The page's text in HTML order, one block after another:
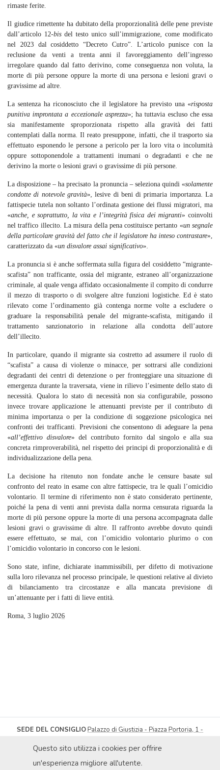
Questo sito utilizza i cookies per offrire
un'esperienza migliore all'utente.
rimaste ferite.
Il giudice rimettente ha dubitato della proporzionalità delle pene previste
dall’articolo 12-bis del testo unico sull’immigrazione, come modificato
nel 2023 dal cosiddetto “Decreto Cutro”. L’articolo punisce con la
reclusione da venti a trenta anni il favoreggiamento dell’ingresso
irregolare quando dal fatto derivino, come conseguenza non voluta, la
morte di più persone oppure la morte di una persona e lesioni gravi o
gravissime ad altre.
La sentenza ha riconosciuto che il legislatore ha previsto una «risposta
punitiva improntata a eccezionale asprezza»; ha tuttavia escluso che essa
sia manifestamente sproporzionata rispetto alla gravità dei fatti
contemplati dalla norma. Il reato presuppone, infatti, che il trasporto sia
effettuato esponendo le persone a pericolo per la loro vita o incolumità
oppure sottoponendole a trattamenti inumani o degradanti e che ne
derivino la morte o lesioni gravi o gravissime di più persone.
La disposizione – ha precisato la pronuncia – seleziona quindi «solamente
condotte di notevole gravità», lesive di beni di primaria importanza. La
fattispecie tutela non soltanto l’ordinata gestione dei flussi migratori, ma
«anche, e soprattutto, la vita e l’integrità fisica dei migranti» coinvolti
nel traffico illecito. La misura della pena costituisce pertanto «un segnale
della particolare gravità del fatto che il legislatore ha inteso contrastare»,
caratterizzato da «un disvalore assai significativo».
La pronuncia si è anche soffermata sulla figura del cosiddetto “migrante-
scafista” non trafficante, ossia del migrante, estraneo all’organizzazione
criminale, al quale venga affidato occasionalmente il compito di condurre
il mezzo di trasporto o di svolgere altre funzioni logistiche. Ed è stato
rilevato come l’ordinamento già contenga norme volte a escludere o
graduare la responsabilità penale del migrante-scafista, mitigando il
trattamento sanzionatorio in relazione alla condotta dell’autore
dell’illecito.
In particolare, quando il migrante sia costretto ad assumere il ruolo di
“scafista” a causa di violenze o minacce, per sottrarsi alle condizioni
degradanti dei centri di detenzione o per fronteggiare una situazione di
emergenza durante la traversata, viene in rilievo l’esimente dello stato di
necessità. Qualora lo stato di necessità non sia configurabile, possono
invece trovare applicazione le attenuanti previste per il contributo di
minima importanza o per la condizione di soggezione psicologica nei
confronti dei trafficanti. Previsioni che consentono di adeguare la pena
«all’effettivo disvalore» del contributo fornito dal singolo e alla sua
concreta rimproverabilità, nel rispetto dei principi di proporzionalità e di
individualizzazione della pena.
La decisione ha ritenuto non fondate anche le censure basate sul
confronto del reato in esame con altre fattispecie, tra le quali l’omicidio
volontario. Il termine di riferimento non è stato considerato pertinente,
poiché la pena di venti anni prevista dalla norma censurata riguarda la
morte di più persone oppure la morte di una persona accompagnata dalle
lesioni gravi o gravissime di altre. Il raffronto avrebbe dovuto quindi
essere effettuato, se mai, con l’omicidio volontario plurimo o con
l’omicidio volontario in concorso con le lesioni.
Sono state, infine, dichiarate inammissibili, per difetto di motivazione
sulla loro rilevanza nel processo principale, le questioni relative al divieto
di bilanciamento tra circostanze e alla mancata previsione di
un’attenuante per i fatti di lieve entità.
Roma, 3 luglio 2026
SEDE DEL CONSIGLIOPalazzo di Giustizia - Piazza Portoria, 1 -
segreteria@ordineavvocatigenova.it
DICHIARAZIONE DI ACCESSIBILITÀ|OBIETTIVI DI ACCESSIBILITÀ